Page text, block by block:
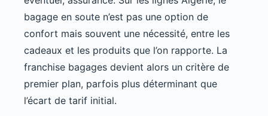
bagage en soute n’est pas une option de
confort mais souvent une nécessité, entre les
cadeaux et les produits que l’on rapporte. La
franchise bagages devient alors un critère de
premier plan, parfois plus déterminant que
l’écart de tarif initial.